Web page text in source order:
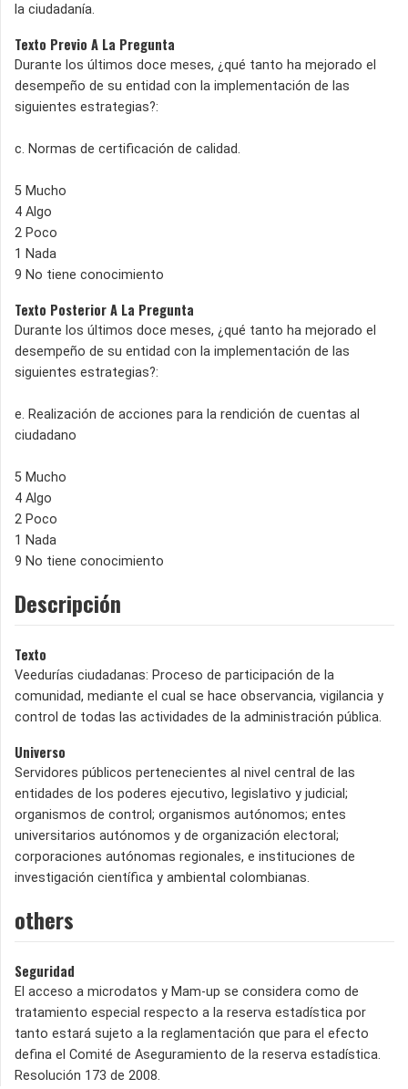
la ciudadanía.
Texto Previo A La Pregunta
Durante los últimos doce meses, ¿qué tanto ha mejorado el
desempeño de su entidad con la implementación de las
siguientes estrategias?:
c. Normas de certificación de calidad.
5 Mucho
4 Algo
2 Poco
1 Nada
9 No tiene conocimiento
Texto Posterior A La Pregunta
Durante los últimos doce meses, ¿qué tanto ha mejorado el
desempeño de su entidad con la implementación de las
siguientes estrategias?:
e. Realización de acciones para la rendición de cuentas al
ciudadano
5 Mucho
4 Algo
2 Poco
1 Nada
9 No tiene conocimiento
Descripción
Texto
Veedurías ciudadanas: Proceso de participación de la
comunidad, mediante el cual se hace observancia, vigilancia y
control de todas las actividades de la administración pública.
Universo
Servidores públicos pertenecientes al nivel central de las
entidades de los poderes ejecutivo, legislativo y judicial;
organismos de control; organismos autónomos; entes
universitarios autónomos y de organización electoral;
corporaciones autónomas regionales, e instituciones de
investigación científica y ambiental colombianas.
others
Seguridad
El acceso a microdatos y Mam-up se considera como de
tratamiento especial respecto a la reserva estadística por
tanto estará sujeto a la reglamentación que para el efecto
defina el Comité de Aseguramiento de la reserva estadística.
Resolución 173 de 2008.